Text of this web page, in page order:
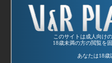
このサイトは成人向け
18歳未満の方の閲覧を
あなたは18歳